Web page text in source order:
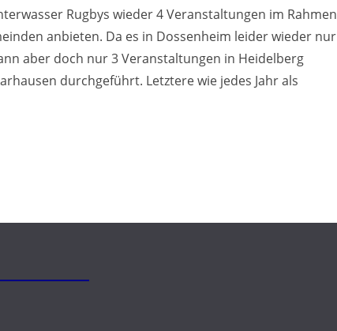
Rugbys wieder 4 Veranstaltungen im Rahmen
anbieten. Da es in Dossenheim leider wieder nur
aber doch nur 3 Veranstaltungen in Heidelberg
durchgeführt. Letztere wie jedes Jahr als